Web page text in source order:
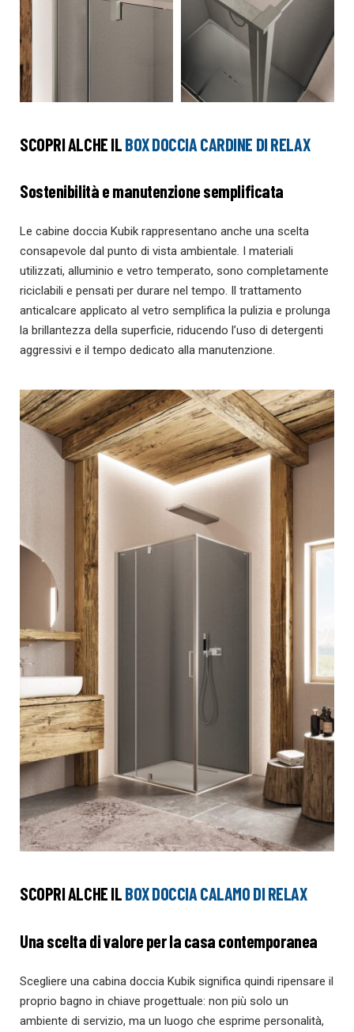
SCOPRI ALCHE ILBOX DOCCIA CARDINE DI RELAX
Sostenibilità e manutenzione semplificata
Le cabine doccia Kubik rappresentano anche una scelta
consapevole dal punto di vista ambientale. I materiali
utilizzati, alluminio e vetro temperato, sono completamente
riciclabili e pensati per durare nel tempo. Il trattamento
anticalcare applicato al vetro semplifica la pulizia e prolunga
la brillantezza della superficie, riducendo l’uso di detergenti
aggressivi e il tempo dedicato alla manutenzione.
SCOPRI ALCHE ILBOX DOCCIA CALAMO DI RELAX
Una scelta di valore per la casa contemporanea
Scegliere una cabina doccia Kubik significa quindi ripensare il
proprio bagno in chiave progettuale: non più solo un
ambiente di servizio, ma un luogo che esprime personalità,